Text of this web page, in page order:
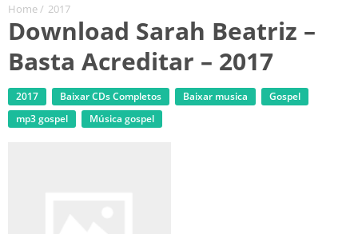
Home / 2017
Download Sarah Beatriz –
Basta Acreditar – 2017
2017 Baixar CDs Completos Baixar musica
Gospel
mp3 gospel
Música gospel